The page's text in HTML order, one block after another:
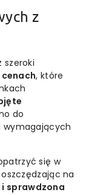
z
szeroki
, które
do
wymagających
się w
na
sprawdzona